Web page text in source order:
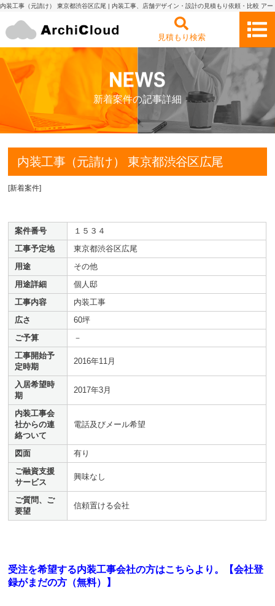
内装工事（元請け） 東京都渋谷区広尾 | 内装工事、店舗デザイン・設計の見積もり依頼・比較 アー
見積もり検索
新着案件の記事詳細
内装工事（元請け） 東京都渋谷区広尾
[新着案件]
案件番号
１５３４
工事予定地
東京都渋谷区広尾
用途
その他
用途詳細
個人邸
工事内容
内装工事
広さ
60坪
ご予算
－
工事開始予
定時期
2016年11月
入居希望時
期
2017年3月
内装工事会
社からの連
絡ついて
電話及びメール希望
図面
有り
ご融資支援
サービス
興味なし
ご質問、ご
要望
信頼置ける会社
受注を希望する内装工事会社の方はこちらより。【会社登
録がまだの方（無料）】